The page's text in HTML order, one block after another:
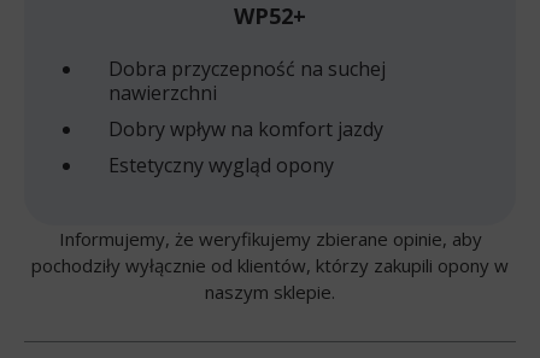
WP52+
Dobra przyczepność na suchej
nawierzchni
Dobry wpływ na komfort jazdy
Estetyczny wygląd opony
Informujemy, że weryfikujemy zbierane opinie, aby
pochodziły wyłącznie od klientów, którzy zakupili opony w
naszym sklepie.